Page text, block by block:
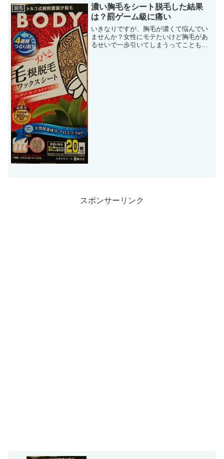
毛の門を叩いてみました。...
脱毛
濃い胸毛をシート脱毛した結果
は？罰ゲーム級に痛い
いきなりですが、胸毛が濃くて悩んでい
ませんか？女性にモテたいけど胸毛があ
るせいで一歩引いてしまうってことも
スポンサーリンク